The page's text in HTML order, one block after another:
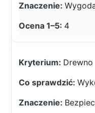
4
Drewno